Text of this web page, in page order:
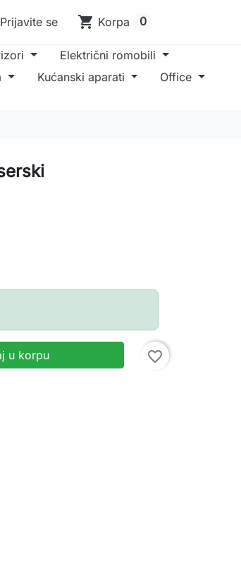
Prijavite se shopping_cart Korpa 0
Električni romobili
Kućanski aparati
Office
u korpu favorite_border